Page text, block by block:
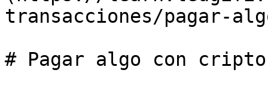
transacciones/pagar-
# Pagar algo con cripto